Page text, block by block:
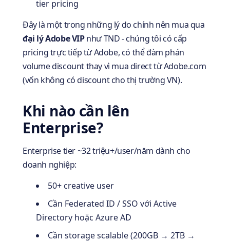
tier pricing
Đây là một trong những lý do chính nên mua qua
đại lý Adobe VIPnhư TND - chúng tôi có cấp
pricing trực tiếp từ Adobe, có thể đàm phán
volume discount thay vì mua direct từ Adobe.com
(vốn không có discount cho thị trường VN).
Khi nào cần lên
Enterprise?
Enterprise tier ~32 triệu+/user/năm dành cho
doanh nghiệp:
50+ creative user
Cần Federated ID / SSO với Active
Directory hoặc Azure AD
Cần storage scalable (200GB → 2TB →